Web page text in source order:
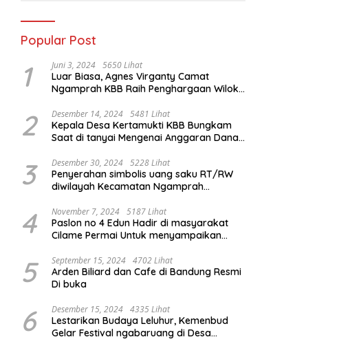
Popular Post
1 Juni 3, 2024 5650 Lihat
Luar Biasa, Agnes Virganty Camat
Ngamprah KBB Raih Penghargaan Wiloka
Nasional 5 Camat Inspiratif
2 Desember 14, 2024 5481 Lihat
Kepala Desa Kertamukti KBB Bungkam
Saat di tanyai Mengenai Anggaran Dana
3 Desember 30, 2024 5228 Lihat
Penyerahan simbolis uang saku RT/RW
diwilayah Kecamatan Ngamprah
4 November 7, 2024 5187 Lihat
Paslon no 4 Edun Hadir di masyarakat
Cilame Permai Untuk menyampaikan
5 September 15, 2024 4702 Lihat
Arden Biliard dan Cafe di Bandung Resmi
Di buka
6 Desember 15, 2024 4335 Lihat
Lestarikan Budaya Leluhur, Kemenbud
Gelar Festival ngabaruang di Desa